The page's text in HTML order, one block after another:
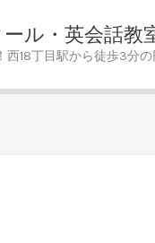
ル・英会話教
西18丁目駅から徒歩3分